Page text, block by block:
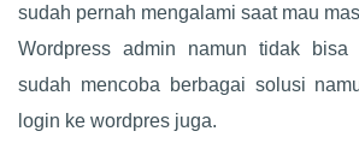
sudah pernah mengalami saat mau
Wordpress admin namun tidak bisa
sudah mencoba berbagai solusi
login ke wordpres juga.